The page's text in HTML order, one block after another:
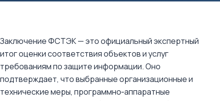
Заключение ФСТЭК — это официальный экспертный
итог оценки соответствия объектов и услуг
требованиям по защите информации. Оно
подтверждает, что выбранные организационные и
технические меры, программно‑аппаратные